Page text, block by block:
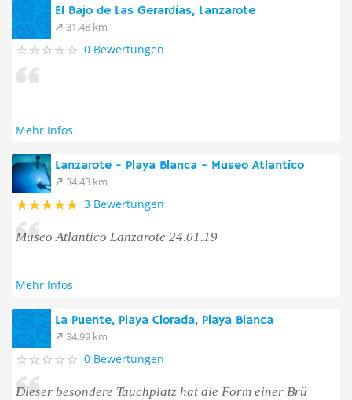
El Bajo de Las Gerardias, Lanzarote
31.48 km
0 Bewertungen
Mehr Infos
Lanzarote - Playa Blanca - Museo Atlantico
34.43 km
3 Bewertungen
Museo Atlantico Lanzarote 24.01.19
Mehr Infos
La Puente, Playa Clorada, Playa Blanca
34.99 km
0 Bewertungen
Dieser besondere Tauchplatz hat die Form einer Brü